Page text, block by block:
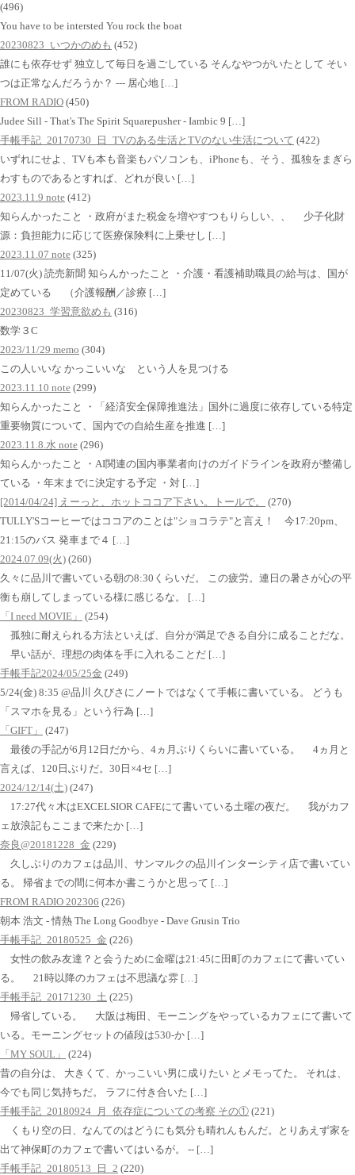
(496)
You have to be intersted You rock the boat
20230823_いつかのめも (452)
誰にも依存せず 独立して毎日を過ごしている そんなやつがいたとして そい
つは正常なんだろうか？ --- 居心地 […]
FROM RADIO (450)
Judee Sill - That's The Spirit Squarepusher - Iambic 9 […]
手帳手記_20170730_日_TVのある生活とTVのない生活について (422)
いずれにせよ、TVも本も音楽もパソコンも、iPhoneも、そう、孤独をまぎら
わすものであるとすれば、どれが良い […]
2023.11.9 note (412)
知らんかったこと ・政府がまた税金を増やすつもりらしい、、 少子化財
源：負担能力に応じて医療保険料に上乗せし […]
2023.11.07 note (325)
11/07(火) 読売新聞 知らんかったこと ・介護・看護補助職員の給与は、国が
定めている （介護報酬／診療 […]
20230823_学習意欲めも (316)
数学３C
2023/11/29 memo (304)
この人いいな かっこいいな という人を見つける
2023.11.10 note (299)
知らんかったこと ・「経済安全保障推進法」国外に過度に依存している特定
重要物質について、国内での自給生産を推進 […]
2023.11.8.水 note (296)
知らんかったこと ・AI関連の国内事業者向けのガイドラインを政府が整備し
ている ・年末までに決定する予定 ・対 […]
[2014/04/24] えーっと、ホットココア下さい。トールで。
(270)
TULLY'Sコーヒーではココアのことは"ショコラテ"と言え！ 今17:20pm、
21:15のバス 発車まで４ […]
2024.07.09(火) (260)
久々に品川で書いている朝の8:30くらいだ。 この疲労。連日の暑さが心の平
衡も崩してしまっている様に感じるな。 […]
「I need MOVIE」
(254)
孤独に耐えられる方法といえば、自分が満足できる自分に成ることだな。
早い話が、理想の肉体を手に入れることだ […]
手帳手記2024/05/25金 (249)
5/24(金) 8:35 @品川 久びさにノートではなくて手帳に書いている。 どうも
「スマホを見る」という行為 […]
「GIFT」
(247)
最後の手記が6月12日だから、4ヵ月ぶりくらいに書いている。 4ヵ月と
言えば、120日ぶりだ。30日×4セ […]
2024/12/14(土) (247)
17:27代々木はEXCELSIOR CAFEにて書いている土曜の夜だ。 我がカフ
ェ放浪記もここまで来たか […]
奈良@20181228_金 (229)
久しぶりのカフェは品川、サンマルクの品川インターシティ店で書いてい
る。 帰省までの間に何本か書こうかと思って […]
FROM RADIO 202306 (226)
朝本 浩文 - 情熱 The Long Goodbye - Dave Grusin Trio
手帳手記_20180525_金 (226)
女性の飲み友達？と会うために金曜は21:45に田町のカフェにて書いてい
る。 21時以降のカフェは不思議な雰 […]
手帳手記_20171230_土 (225)
帰省している。 大阪は梅田、モーニングをやっているカフェにて書いて
いる。モーニングセットの値段は530-か […]
「MY SOUL」
(224)
昔の自分は、 大きくて、かっこいい男に成りたい とメモってた。 それは、
今でも同じ気持ちだ。 ラフに付き合いた […]
手帳手記_20180924_月_依存症についての考察 その① (221)
くもり空の日、なんてのはどうにも気分も晴れんもんだ。とりあえず家を
出て神保町のカフェで書いてはいるが。 -- […]
手帳手記_20180513_日_2 (220)